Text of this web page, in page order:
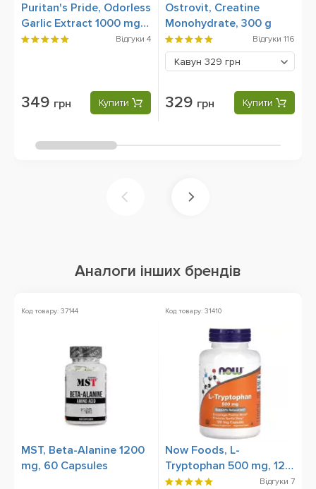
Puritan's Pride, Odorless
Garlic Extract 1000 mg,
100 Rapid Release
Відгуки 4
349 грн Купити
Ostrovit, Creatine
Monohydrate, 300 g
Відгуки 116
Кавун 329 грн
329 грн Купити
Аналоги інших брендів
Код товару: 37144
MST, Beta-Alanine 1200
mg, 60 Capsules
Код товару: 31410
Now Foods, L-
Tryptophan 500 mg, 120
Veg Capsules
Відгуки 7